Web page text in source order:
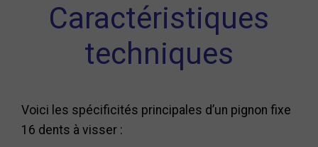
Caractéristiques
techniques
Voici les spécificités principales d’un pignon fixe
16 dents à visser :